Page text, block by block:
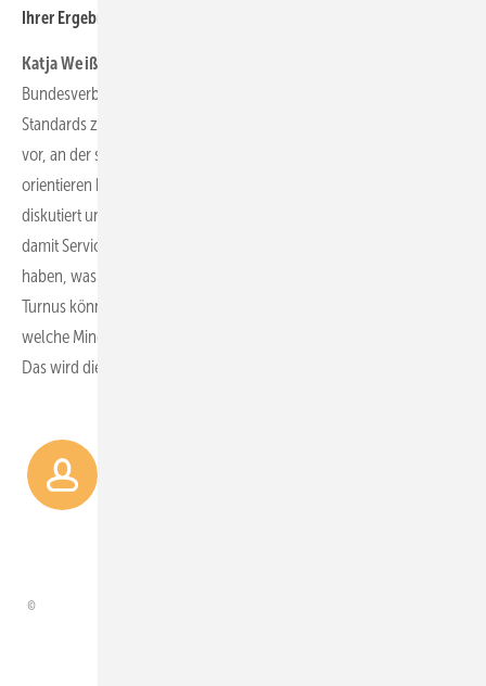
Ihrer Ergebnisse?
Katja Weißbach:
Bundesverband Windenergie federführend, wenn es darum geht,
Standards zu setzen. Der Sachverständigenbeirat gibt eine Richtlinie
vor, an der sich die Sachverständigen und die Serviceunternehmen
orientieren können. Dabei ist das Thema Drohne natürlich heiß
diskutiert und dort wird es hoffentlich bald eine Guideline geben,
damit Serviceunternehmen und deren Kunden hier eine Sicherheit
haben, was bei der Drohneninspektion zu beachten ist. In welchem
Turnus können Anlagen mit der Drohne inspiziert werden, oder
welche Mindestanforderungen gibt es an die Qualität der Daten?
Das wird die Akzeptanz weiter steigern.